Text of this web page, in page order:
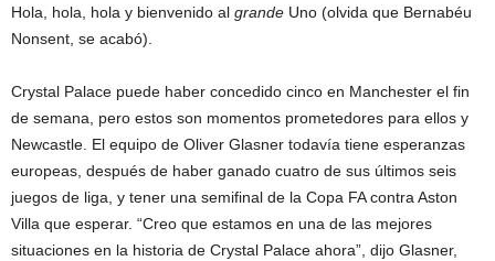
Hola, hola, hola y bienvenido al grande Uno (olvida que Bernabéu
Nonsent, se acabó).
Crystal Palace puede haber concedido cinco en Manchester el fin
de semana, pero estos son momentos prometedores para ellos y
Newcastle. El equipo de Oliver Glasner todavía tiene esperanzas
europeas, después de haber ganado cuatro de sus últimos seis
juegos de liga, y tener una semifinal de la Copa FA contra Aston
Villa que esperar. “Creo que estamos en una de las mejores
situaciones en la historia de Crystal Palace ahora”, dijo Glasner,